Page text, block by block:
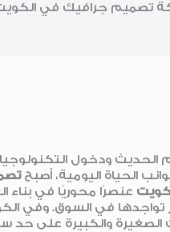
تصميم جرافيك في الكويت
الحديث ودخول التكنولوجيا
الحياة اليومية، أصبح
عنصرًا محوريًا في بناء
تواجدها في السوق. وفي
الصغيرة والكبيرة على حد